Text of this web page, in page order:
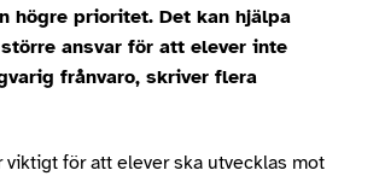
högre prioritet. Det kan hjälpa
ansvar för att elever inte
frånvaro, skriver flera
viktigt för att elever ska utvecklas mot